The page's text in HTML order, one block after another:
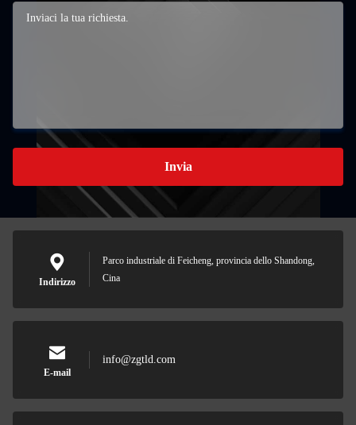
Invia
Indirizzo
Parco industriale di Feicheng, provincia dello Shandong,
Cina
E-mail
info@zgtld.com